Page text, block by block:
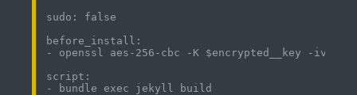
sudo: false
before_install:
- openssl aes-256-cbc -K $encrypted__key -iv
script:
- bundle exec jekyll build